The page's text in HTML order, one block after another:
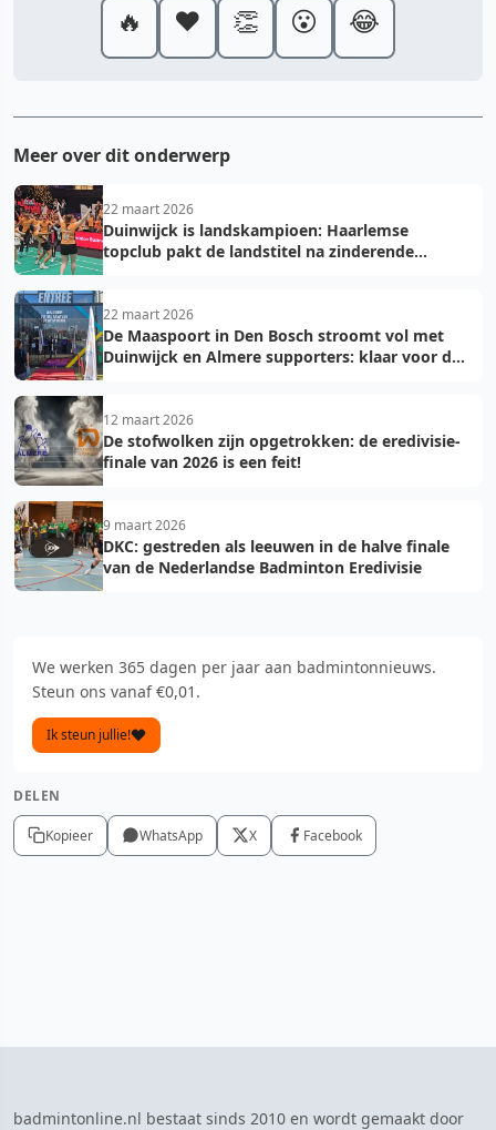
🔥 ❤️ 👏 😮 😂
Meer over dit onderwerp
22 maart 2026
Duinwijck is landskampioen: Haarlemse
topclub pakt de landstitel na zinderende
22 maart 2026
De Maaspoort in Den Bosch stroomt vol met
Duinwijck en Almere supporters: klaar voor de
12 maart 2026
De stofwolken zijn opgetrokken: de eredivisie-
finale van 2026 is een feit!
9 maart 2026
DKC: gestreden als leeuwen in de halve finale
van de Nederlandse Badminton Eredivisie
We werken 365 dagen per jaar aan badmintonnieuws.
Steun ons vanaf €0,01.
Ik steun jullie!
DELEN
Kopieer WhatsApp X Facebook
badmintonline.nl bestaat sinds 2010 en wordt gemaakt door